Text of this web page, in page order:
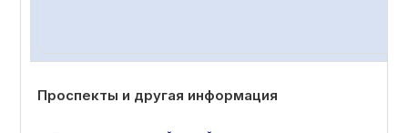
Проспекты и другая информация